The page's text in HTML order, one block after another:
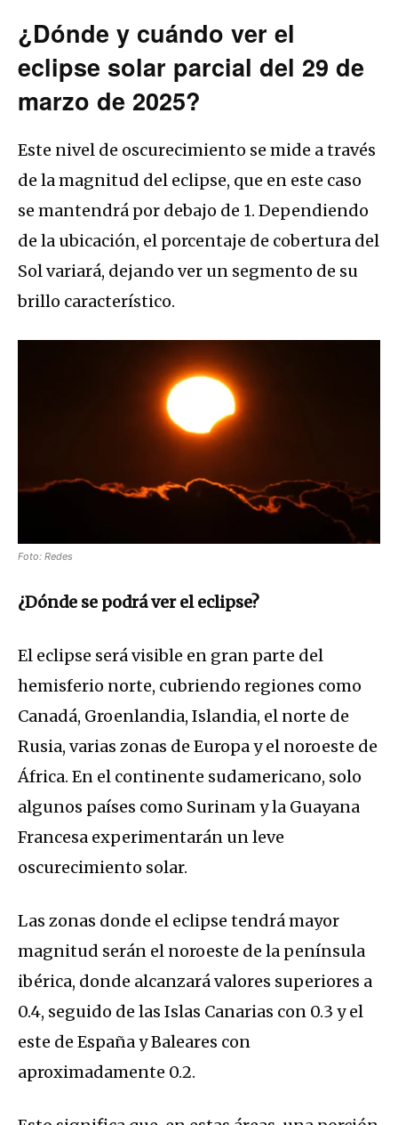
¿Dónde y cuándo ver el
eclipse solar parcial del 29 de
marzo de 2025?
Este nivel de oscurecimiento se mide a través
de la magnitud del eclipse, que en este caso
se mantendrá por debajo de 1. Dependiendo
de la ubicación, el porcentaje de cobertura del
Sol variará, dejando ver un segmento de su
brillo característico.
Foto: Redes
¿Dónde se podrá ver el eclipse?
El eclipse será visible en gran parte del
hemisferio norte, cubriendo regiones como
Canadá, Groenlandia, Islandia, el norte de
Rusia, varias zonas de Europa y el noroeste de
África. En el continente sudamericano, solo
algunos países como Surinam y la Guayana
Francesa experimentarán un leve
oscurecimiento solar.
Las zonas donde el eclipse tendrá mayor
magnitud serán el noroeste de la península
ibérica, donde alcanzará valores superiores a
0.4, seguido de las Islas Canarias con 0.3 y el
este de España y Baleares con
aproximadamente 0.2.